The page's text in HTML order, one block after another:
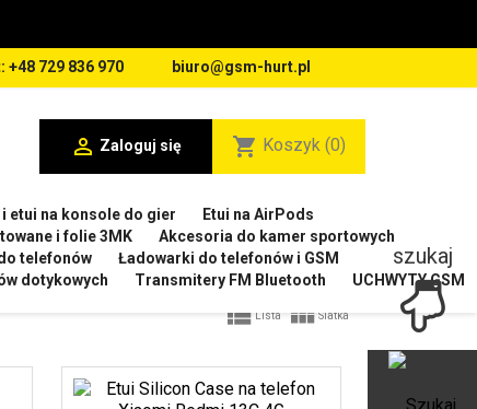
+48 729 836 970 biuro@gsm-hurt.pl
 Zaloguj się shopping_cart Koszyk (0)
i etui na konsole do gier
Etui na AirPods
i folie 3MK
Akcesoria do kamer sportowych
telefonów
Ładowarki do telefonów i GSM
dotykowych Transmitery FM Bluetooth
UCHWYTY GSM
 Lista  Siatka
szukaj